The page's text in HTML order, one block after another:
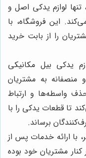
تنها لوازم یدکی اصل و
این فروشگاه، با
را از بابت خرید
یدکی بیل مکانیکی
منصفانه به مشتریان
واسطه‌ها و ارتباط
تا قطعات یدکی را با
برساند.
با ارائه خدمات پس از
مشتریان خود بوده